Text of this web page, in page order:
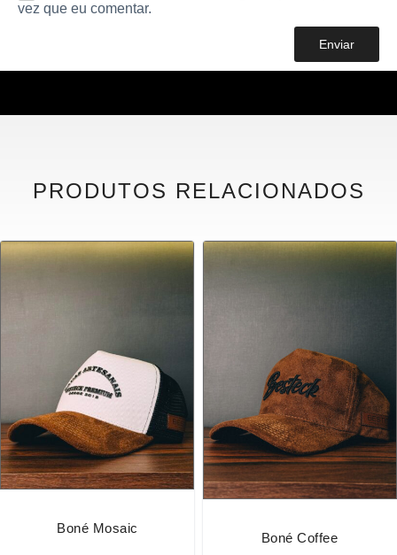
vez que eu comentar.
PRODUTOS RELACIONADOS
Boné Mosaic
Boné Coffee